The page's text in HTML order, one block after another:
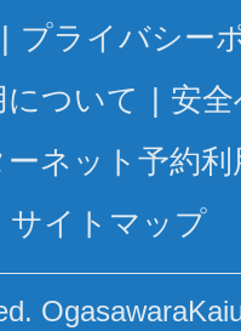
プライバシー
ついて
安
ネット予約利
サイトマップ